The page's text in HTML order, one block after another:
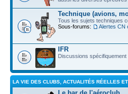
Technique (avions,
Tous les sujets techniques
Sous-forums:
Alertes CN
IFR
Discussions
LA VIE DES CLUBS, ACTUALITÉS RÉELLES
Le bar de l'aéroclub